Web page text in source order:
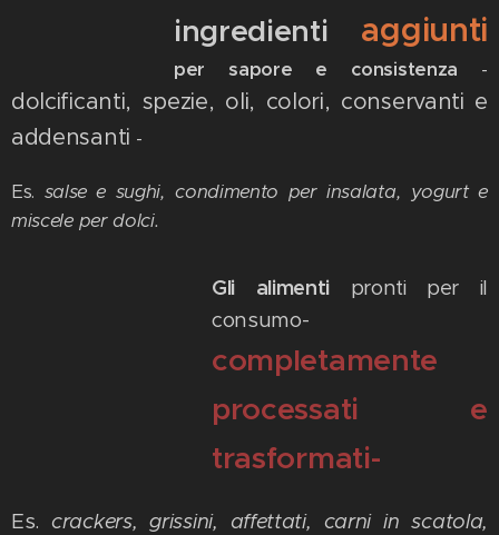
ingredienti aggiunti
per sapore e consistenza -
dolcificanti, spezie, oli, colori, conservanti e
addensanti -
Es. salse e sughi, condimento per insalata, yogurt e
miscele per dolci.
Gli alimenti pronti per il
consumo-
completamente
processati e
trasformati-
Es.crackers, grissini, affettati, carni in scatola,